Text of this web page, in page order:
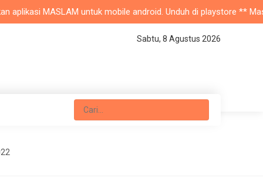
MASLAM untuk mobile android. Unduh di playstore ** Masjid
Sabtu, 8 Agustus 2026